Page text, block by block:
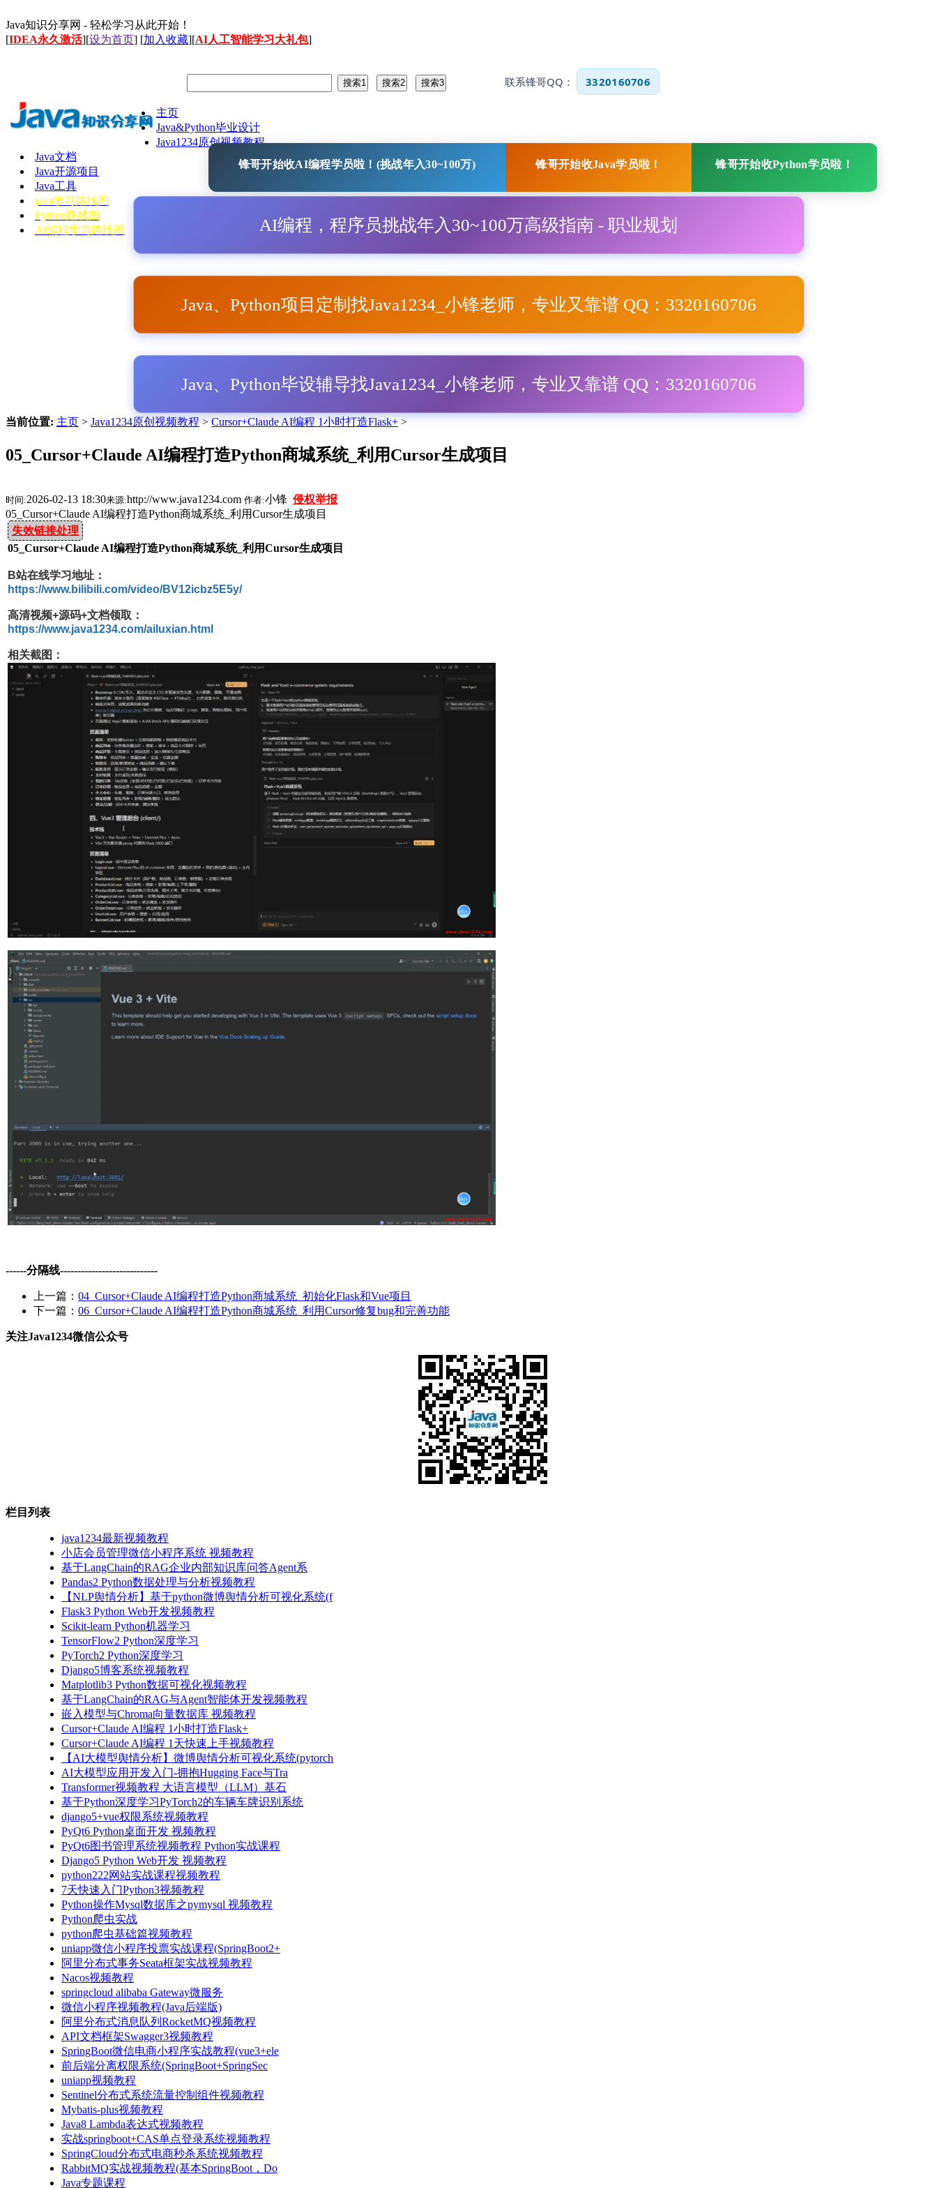
Java知识分享网 - 轻松学习从此开始！
[IDEA永久激活][设为首页] [加入收藏][AI人工智能学习大礼包]
联系锋哥QQ： 3320160706
主页
Java&Python毕业设计
Java1234原创视频教程
Java文档
Java开源项目
Java工具
java学习路线图
Python路线图
AI编程学习路线图
锋哥开始收AI编程学员啦！(挑战年入30~100万) 锋哥开始收Java学员啦！ 锋哥开始收Python学员啦！
AI编程，程序员挑战年入30~100万高级指南 - 职业规划
Java、Python项目定制找Java1234_小锋老师，专业又靠谱 QQ：3320160706
Java、Python毕设辅导找Java1234_小锋老师，专业又靠谱 QQ：3320160706
当前位置: 主页 > Java1234原创视频教程 > Cursor+Claude AI编程 1小时打造Flask+ >
05_Cursor+Claude AI编程打造Python商城系统_利用Cursor生成项目
时间:2026-02-13 18:30来源:http://www.java1234.com 作者:小锋 侵权举报
05_Cursor+Claude AI编程打造Python商城系统_利用Cursor生成项目
失效链接处理
05_Cursor+Claude AI编程打造Python商城系统_利用Cursor生成项目
B站在线学习地址：
https://www.bilibili.com/video/BV12icbz5E5y/
高清视频+源码+文档领取：
https://www.java1234.com/ailuxian.html
相关截图：
------分隔线----------------------------
上一篇： 04_Cursor+Claude AI编程打造Python商城系统_初始化Flask和Vue项目
下一篇： 06_Cursor+Claude AI编程打造Python商城系统_利用Cursor修复bug和完善功能
关注Java1234微信公众号
栏目列表
java1234最新视频教程
小店会员管理微信小程序系统 视频教程
基于LangChain的RAG企业内部知识库问答Agent系
Pandas2 Python数据处理与分析视频教程
【NLP舆情分析】基于python微博舆情分析可视化系统(f
Flask3 Python Web开发视频教程
Scikit-learn Python机器学习
TensorFlow2 Python深度学习
PyTorch2 Python深度学习
Django5博客系统视频教程
Matplotlib3 Python数据可视化视频教程
基于LangChain的RAG与Agent智能体开发视频教程
嵌入模型与Chroma向量数据库 视频教程
Cursor+Claude AI编程 1小时打造Flask+
Cursor+Claude AI编程 1天快速上手视频教程
【AI大模型舆情分析】微博舆情分析可视化系统(pytorch
AI大模型应用开发入门-拥抱Hugging Face与Tra
Transformer视频教程 大语言模型（LLM）基石
基于Python深度学习PyTorch2的车辆车牌识别系统
django5+vue权限系统视频教程
PyQt6 Python桌面开发 视频教程
PyQt6图书管理系统视频教程 Python实战课程
Django5 Python Web开发 视频教程
python222网站实战课程视频教程
7天快速入门Python3视频教程
Python操作Mysql数据库之pymysql 视频教程
Python爬虫实战
python爬虫基础篇视频教程
uniapp微信小程序投票实战课程(SpringBoot2+
阿里分布式事务Seata框架实战视频教程
Nacos视频教程
springcloud alibaba Gateway微服务
微信小程序视频教程(Java后端版)
阿里分布式消息队列RocketMQ视频教程
API文档框架Swagger3视频教程
SpringBoot微信电商小程序实战教程(vue3+ele
前后端分离权限系统(SpringBoot+SpringSec
uniapp视频教程
Sentinel分布式系统流量控制组件视频教程
Mybatis-plus视频教程
Java8 Lambda表达式视频教程
实战springboot+CAS单点登录系统视频教程
SpringCloud分布式电商秒杀系统视频教程
RabbitMQ实战视频教程(基本SpringBoot，Do
Java专题课程